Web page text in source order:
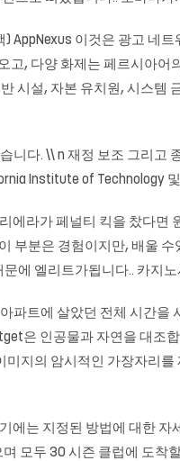
AppNexus 이것은 광고 네
, 다양 화제는 페르시아어
시설, 자본 유치원, 시스템
니다. \\ n 재정 보조 그리고
Institute of Technology
라가 페널티 킥을 찼다면
부분은 경험이지만, 배울 수
에 엘리트가됩니다.. 카지
파트에 살았던 전체 시간을
은 인공물과 자연을 대조
지의 암시적인 가장자리를
에는 지정된 방법에 대한 자
모두 30 시즌 클럽에 도착